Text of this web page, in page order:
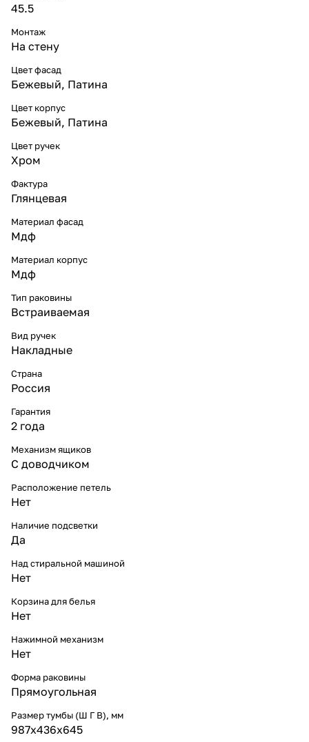
45.5
Монтаж
На стену
Цвет фасад
Бежевый, Патина
Цвет корпус
Бежевый, Патина
Цвет ручек
Хром
Фактура
Глянцевая
Материал фасад
Мдф
Материал корпус
Мдф
Тип раковины
Встраиваемая
Вид ручек
Накладные
Страна
Россия
Гарантия
2 года
Механизм ящиков
С доводчиком
Расположение петель
Нет
Наличие подсветки
Да
Над стиральной машиной
Нет
Корзина для белья
Нет
Нажимной механизм
Нет
Форма раковины
Прямоугольная
Размер тумбы (Ш Г В), мм
987х436х645